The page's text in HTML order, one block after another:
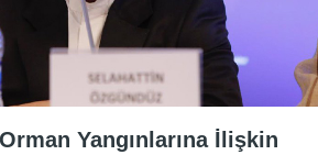
Yangınlarına İlişkin